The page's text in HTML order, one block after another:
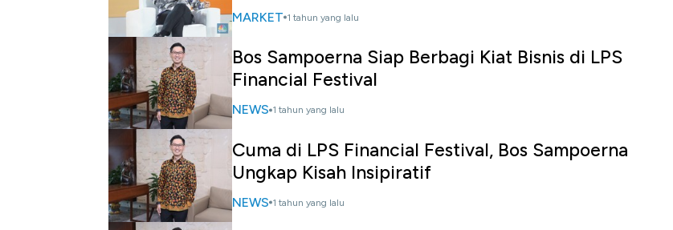
MARKET 1 tahun yang lalu
Bos Sampoerna Siap Berbagi Kiat Bisnis di LPS
Financial Festival
NEWS 1 tahun yang lalu
Cuma di LPS Financial Festival, Bos Sampoerna
Ungkap Kisah Insipiratif
NEWS 1 tahun yang lalu